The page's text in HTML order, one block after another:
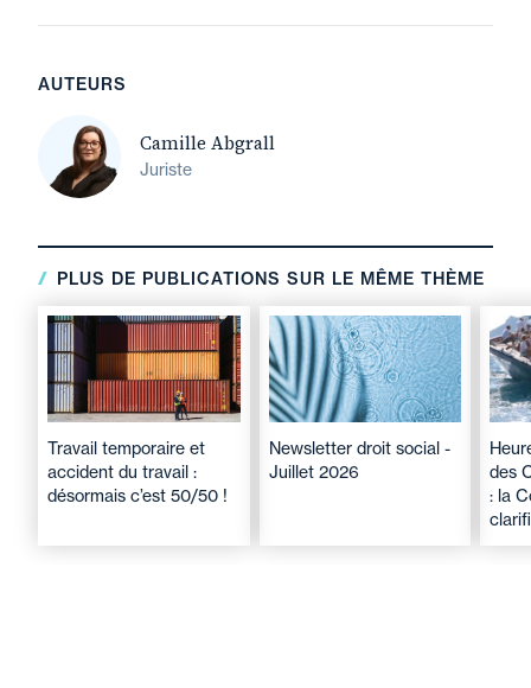
AUTEURS
Camille Abgrall
Juriste
PLUS DE PUBLICATIONS SUR LE MÊME THÈME
Travail temporaire et
accident du travail :
désormais c’est 50/50 !
Newsletter droit social -
Juillet 2026
des
: la